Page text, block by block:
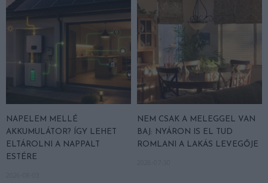
NAPELEM MELLÉ
AKKUMULÁTOR? ÍGY LEHET
ELTÁROLNI A NAPPALT
ESTÉRE
NEM CSAK A MELEGGEL VAN
BAJ: NYÁRON IS EL TUD
ROMLANI A LAKÁS LEVEGŐJE